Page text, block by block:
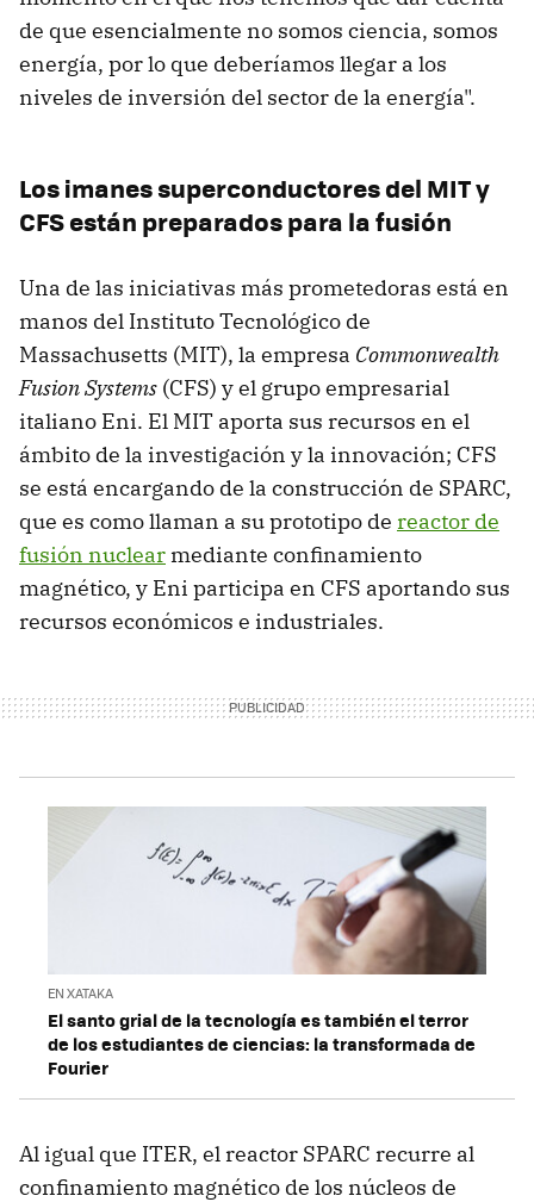
de que esencialmente no somos ciencia, somos
energía, por lo que deberíamos llegar a los
niveles de inversión del sector de la energía".
Los imanes superconductores del MIT y
CFS están preparados para la fusión
Una de las iniciativas más prometedoras está en
manos del Instituto Tecnológico de
Massachusetts (MIT), la empresa Commonwealth
Fusion Systems (CFS) y el grupo empresarial
italiano Eni. El MIT aporta sus recursos en el
ámbito de la investigación y la innovación; CFS
se está encargando de la construcción de SPARC,
que es como llaman a su prototipo de reactor de
fusión nuclear mediante confinamiento
magnético, y Eni participa en CFS aportando sus
recursos económicos e industriales.
EN XATAKA
El santo grial de la tecnología es también el terror
de los estudiantes de ciencias: la transformada de
Fourier
Al igual que ITER, el reactor SPARC recurre al
confinamiento magnético de los núcleos de